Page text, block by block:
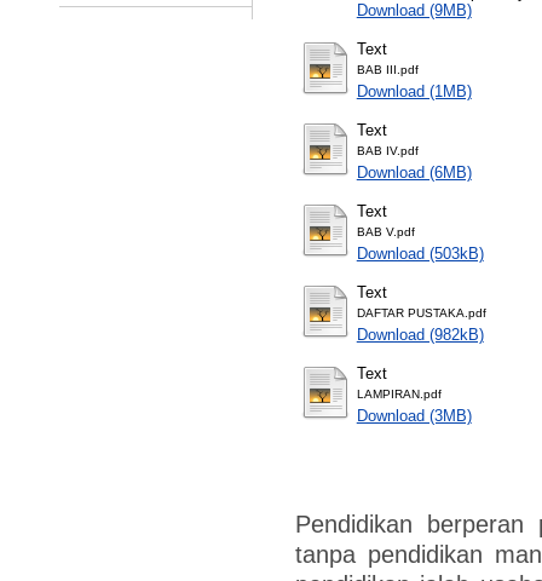
Download (9MB)
Text
BAB III.pdf
Download (1MB)
Text
BAB IV.pdf
Download (6MB)
Text
BAB V.pdf
Download (503kB)
Text
DAFTAR PUSTAKA.pdf
Download (982kB)
Text
LAMPIRAN.pdf
Download (3MB)
Pendidikan
tanpa pendidikan